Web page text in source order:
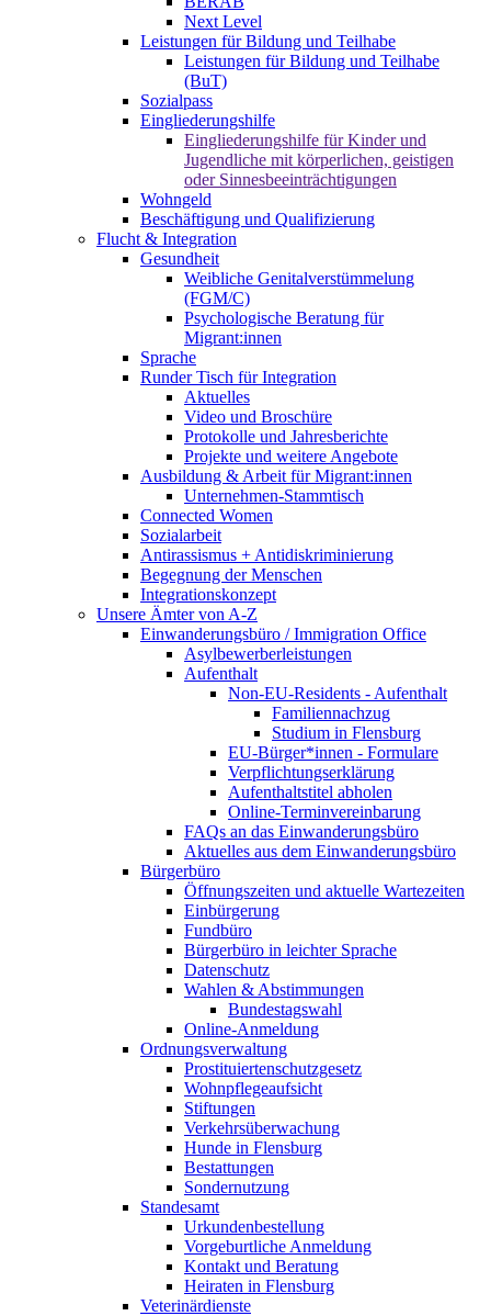
Next Level
Leistungen für Bildung und Teilhabe
Leistungen für Bildung und Teilhabe
(BuT)
Sozialpass
Eingliederungshilfe
Eingliederungshilfe für Kinder und
Jugendliche mit körperlichen, geistigen
oder Sinnesbeeinträchtigungen
Wohngeld
Beschäftigung und Qualifizierung
Flucht & Integration
Gesundheit
Weibliche Genitalverstümmelung
(FGM/C)
Psychologische Beratung für
Migrant:innen
Sprache
Runder Tisch für Integration
Aktuelles
Video und Broschüre
Protokolle und Jahresberichte
Projekte und weitere Angebote
Ausbildung & Arbeit für Migrant:innen
Unternehmen-Stammtisch
Connected Women
Sozialarbeit
Antirassismus + Antidiskriminierung
Begegnung der Menschen
Integrationskonzept
Unsere Ämter von A-Z
Einwanderungsbüro / Immigration Office
Asylbewerberleistungen
Aufenthalt
Non-EU-Residents - Aufenthalt
Familiennachzug
Studium in Flensburg
EU-Bürger*innen - Formulare
Verpflichtungserklärung
Aufenthaltstitel abholen
Online-Terminvereinbarung
FAQs an das Einwanderungsbüro
Aktuelles aus dem Einwanderungsbüro
Bürgerbüro
Öffnungszeiten und aktuelle Wartezeiten
Einbürgerung
Fundbüro
Bürgerbüro in leichter Sprache
Datenschutz
Wahlen & Abstimmungen
Bundestagswahl
Online-Anmeldung
Ordnungsverwaltung
Prostituiertenschutzgesetz
Wohnpflegeaufsicht
Stiftungen
Verkehrsüberwachung
Hunde in Flensburg
Bestattungen
Sondernutzung
Standesamt
Urkundenbestellung
Vorgeburtliche Anmeldung
Kontakt und Beratung
Heiraten in Flensburg
Veterinärdienste